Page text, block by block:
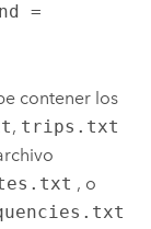
=
contener los
, trips.txt
, o